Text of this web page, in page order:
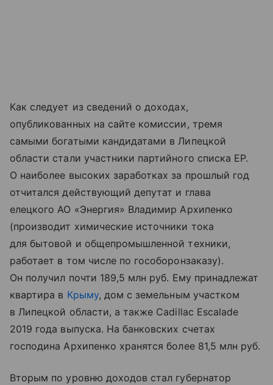
Как следует из сведений о доходах,
опубликованных на сайте комиссии, тремя
самыми богатыми кандидатами в Липецкой
области стали участники партийного списка ЕР.
О наиболее высоких заработках за прошлый год
отчитался действующий депутат и глава
елецкого АО «Энергия» Владимир Архипенко
(производит химические источники тока
для бытовой и общепромышленной техники,
работает в том числе по гособоронзаказу).
Он получил почти 189,5 млн руб. Ему принадлежат
квартира в Крыму, дом с земельным участком
в Липецкой области, а также Cadillac Escalade
2019 года выпуска. На банковских счетах
господина Архипенко хранятся более 81,5 млн руб.
Вторым по уровню доходов стал губернатор